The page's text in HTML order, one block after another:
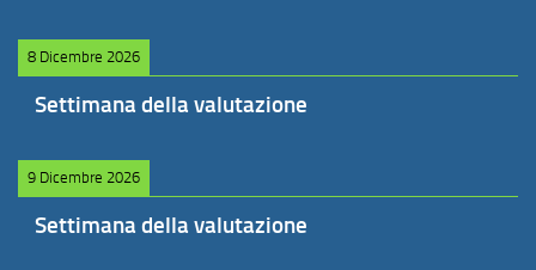
8 Dicembre 2026
Settimana della valutazione
9 Dicembre 2026
Settimana della valutazione